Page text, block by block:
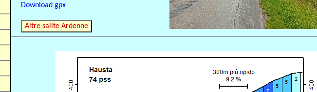
Download gpx
Altre salite Ardenne